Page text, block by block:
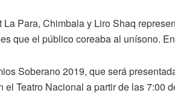
La Para, Chimbala y Liro Shaq
que el público coreaba al unísono.
Soberano 2019, que será
el Teatro Nacional a partir de las 7:00